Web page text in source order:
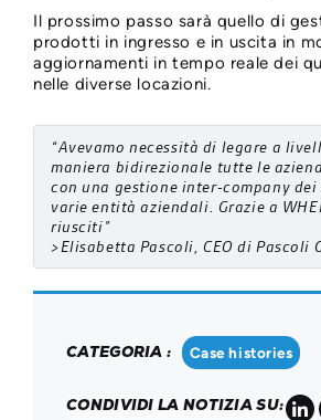
Il prossimo passo sarà quello di
prodotti in ingresso e in uscita in
aggiornamenti in tempo reale dei
nelle diverse locazioni.
“Avevamo necessità di legare a
maniera bidirezionale tutte le
con una gestione inter-company
varie entità aziendali. Grazie a
riusciti”
>Elisabetta Pascoli, CEO di Pascoli
CATEGORIA : Case histories
CONDIVIDI LA NOTIZIA SU: